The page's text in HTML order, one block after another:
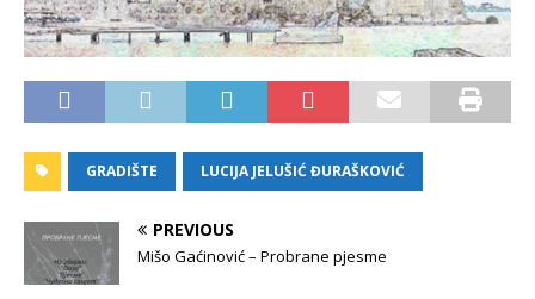
GRADIŠTE LUCIJA JELUŠIĆ ĐURAŠKOVIĆ
PREVIOUS
Mišo Gaćinović – Probrane pjesme